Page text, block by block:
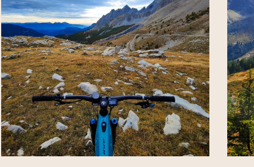
Le Mercantour – France
26 septembre 2024 – par Julien Carretta